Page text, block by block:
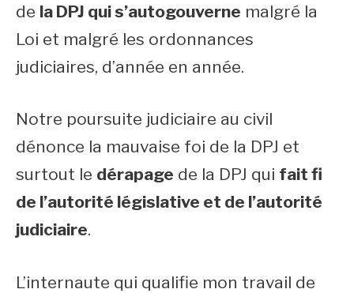
de la DPJ qui s’autogouverne malgré la
Loi et malgré les ordonnances
judiciaires, d’année en année.
Notre poursuite judiciaire au civil
dénonce la mauvaise foi de la DPJ et
surtout le dérapage de la DPJ qui fait fi
de l’autorité législative et de l’autorité
judiciaire.
L’internaute qui qualifie mon travail de